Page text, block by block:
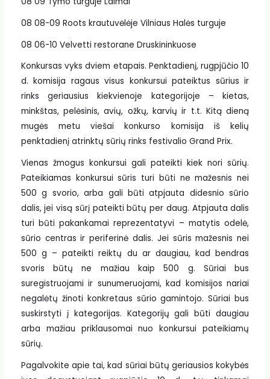
08 08-09 Roots krautuvėlėje Vilniaus Halės turguje
08 06-10 Velvetti restorane Druskininkuose
Konkursas vyks dviem etapais. Penktadienį, rugpjūčio 10
d. komisija ragaus visus konkursui pateiktus sūrius ir
rinks geriausius kiekvienoje kategorijoje – kietas,
minkštas, pelėsinis, avių, ožkų, karvių ir t.t. Kitą dieną
mugės metu viešai konkurso komisija iš kelių
penktadienį atrinktų sūrių rinks festivalio Grand Prix.
Vienas žmogus konkursui gali pateikti kiek nori sūrių.
Pateikiamas konkursui sūris turi būti ne mažesnis nei
500 g svorio, arba gali būti atpjauta didesnio sūrio
dalis, jei visą sūrį pateikti būtų per daug. Atpjauta dalis
turi būti pakankamai reprezentatyvi – matytis odelė,
sūrio centras ir periferinė dalis. Jei sūris mažesnis nei
500 g – pateikti reiktų du ar daugiau, kad bendras
svoris būtų ne mažiau kaip 500 g. Sūriai bus
suregistruojami ir sunumeruojami, kad komisijos nariai
negalėtų žinoti konkretaus sūrio gamintojo. Sūriai bus
suskirstyti į kategorijas. Kategorijų gali būti daugiau
arba mažiau priklausomai nuo konkursui pateikiamų
sūrių.
Pagalvokite apie tai, kad sūriai būtų geriausios kokybės